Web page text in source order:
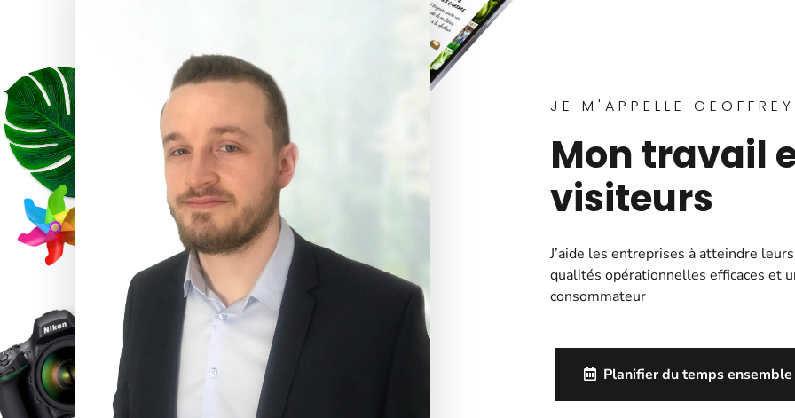
JE M'APPELLE
Mon travail
vos visiteurs
J’aide les entreprises à atteindre
qualités opérationnelles efficaces et
consommateur
Planifier du temps ensemble